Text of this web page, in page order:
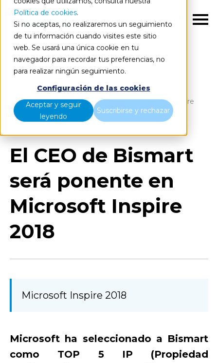
Política de cookies.
Si no aceptas, no realizaremos un seguimiento
de tu información cuando visites este sitio
web. Se usará una única cookie en tu
navegador para recordar tus preferencias, no
para realizar ningún seguimiento.
Configuración de las cookies
Aceptar y seguir
leyendo
Suscribirse y rechazar
ES
El CEO de Bismart será ponente en Microsoft Inspire
2018
El CEO de Bismart
será ponente en
Microsoft Inspire
2018
Microsoft Inspire 2018
Microsoft ha seleccionado a Bismart
como TOP 5 IP (Propiedad